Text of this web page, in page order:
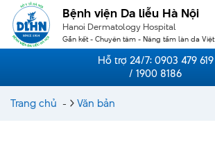
Skip
content
Bệnh viện Da liễu Hà Nội
Hanoi Dermatology Hospital
Gắn kết - Chuyên tâm - Nâng tầm làn da Việt
Hỗ trợ 24/7: 0903 479 619
/ 1900 8186
Trang chủ - Văn bản